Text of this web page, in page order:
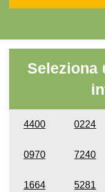
Seleziona
4400 0224
0970 7240
1664 5281